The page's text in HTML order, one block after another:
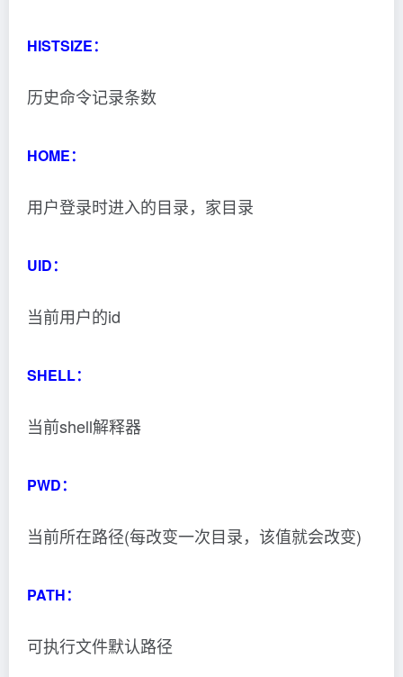
HISTSIZE：
历史命令记录条数
HOME：
用户登录时进入的目录，家目录
UID：
当前用户的id
SHELL：
当前shell解释器
PWD：
当前所在路径(每改变一次目录，该值就会改变)
PATH：
可执行文件默认路径